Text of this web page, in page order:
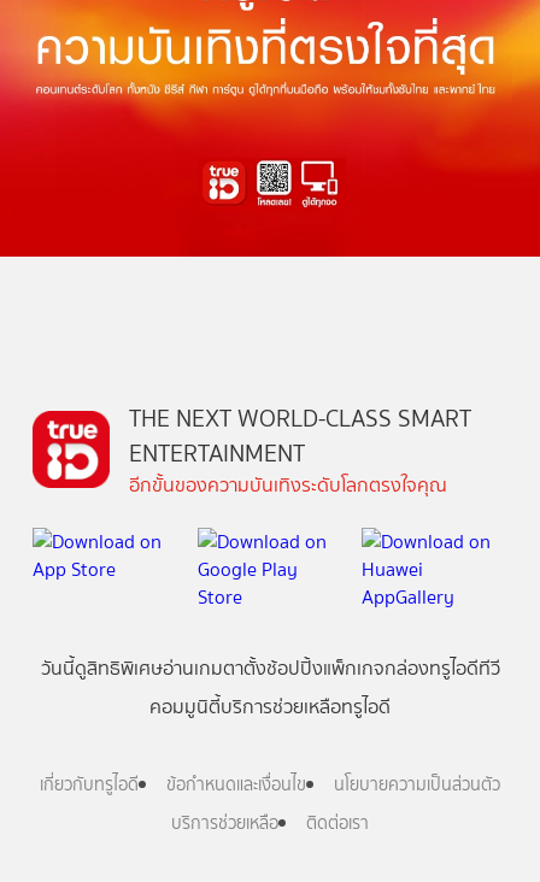
THE NEXT WORLD-CLASS SMART
ENTERTAINMENT
อีกขั้นของความบันเทิงระดับโลกตรงใจคุณ
วันนี้ดูสิทธิพิเศษอ่านเกมตาตั้งช้อปปิ้งแพ็กเกจกล่องทรูไอดีทีวี
คอมมูนิตี้บริการช่วยเหลือทรูไอดี
เกี่ยวกับทรูไอดี ข้อกำหนดและเงื่อนไข
นโยบายความเป็นส่วนตัว
บริการช่วยเหลือ
ติดต่อเรา